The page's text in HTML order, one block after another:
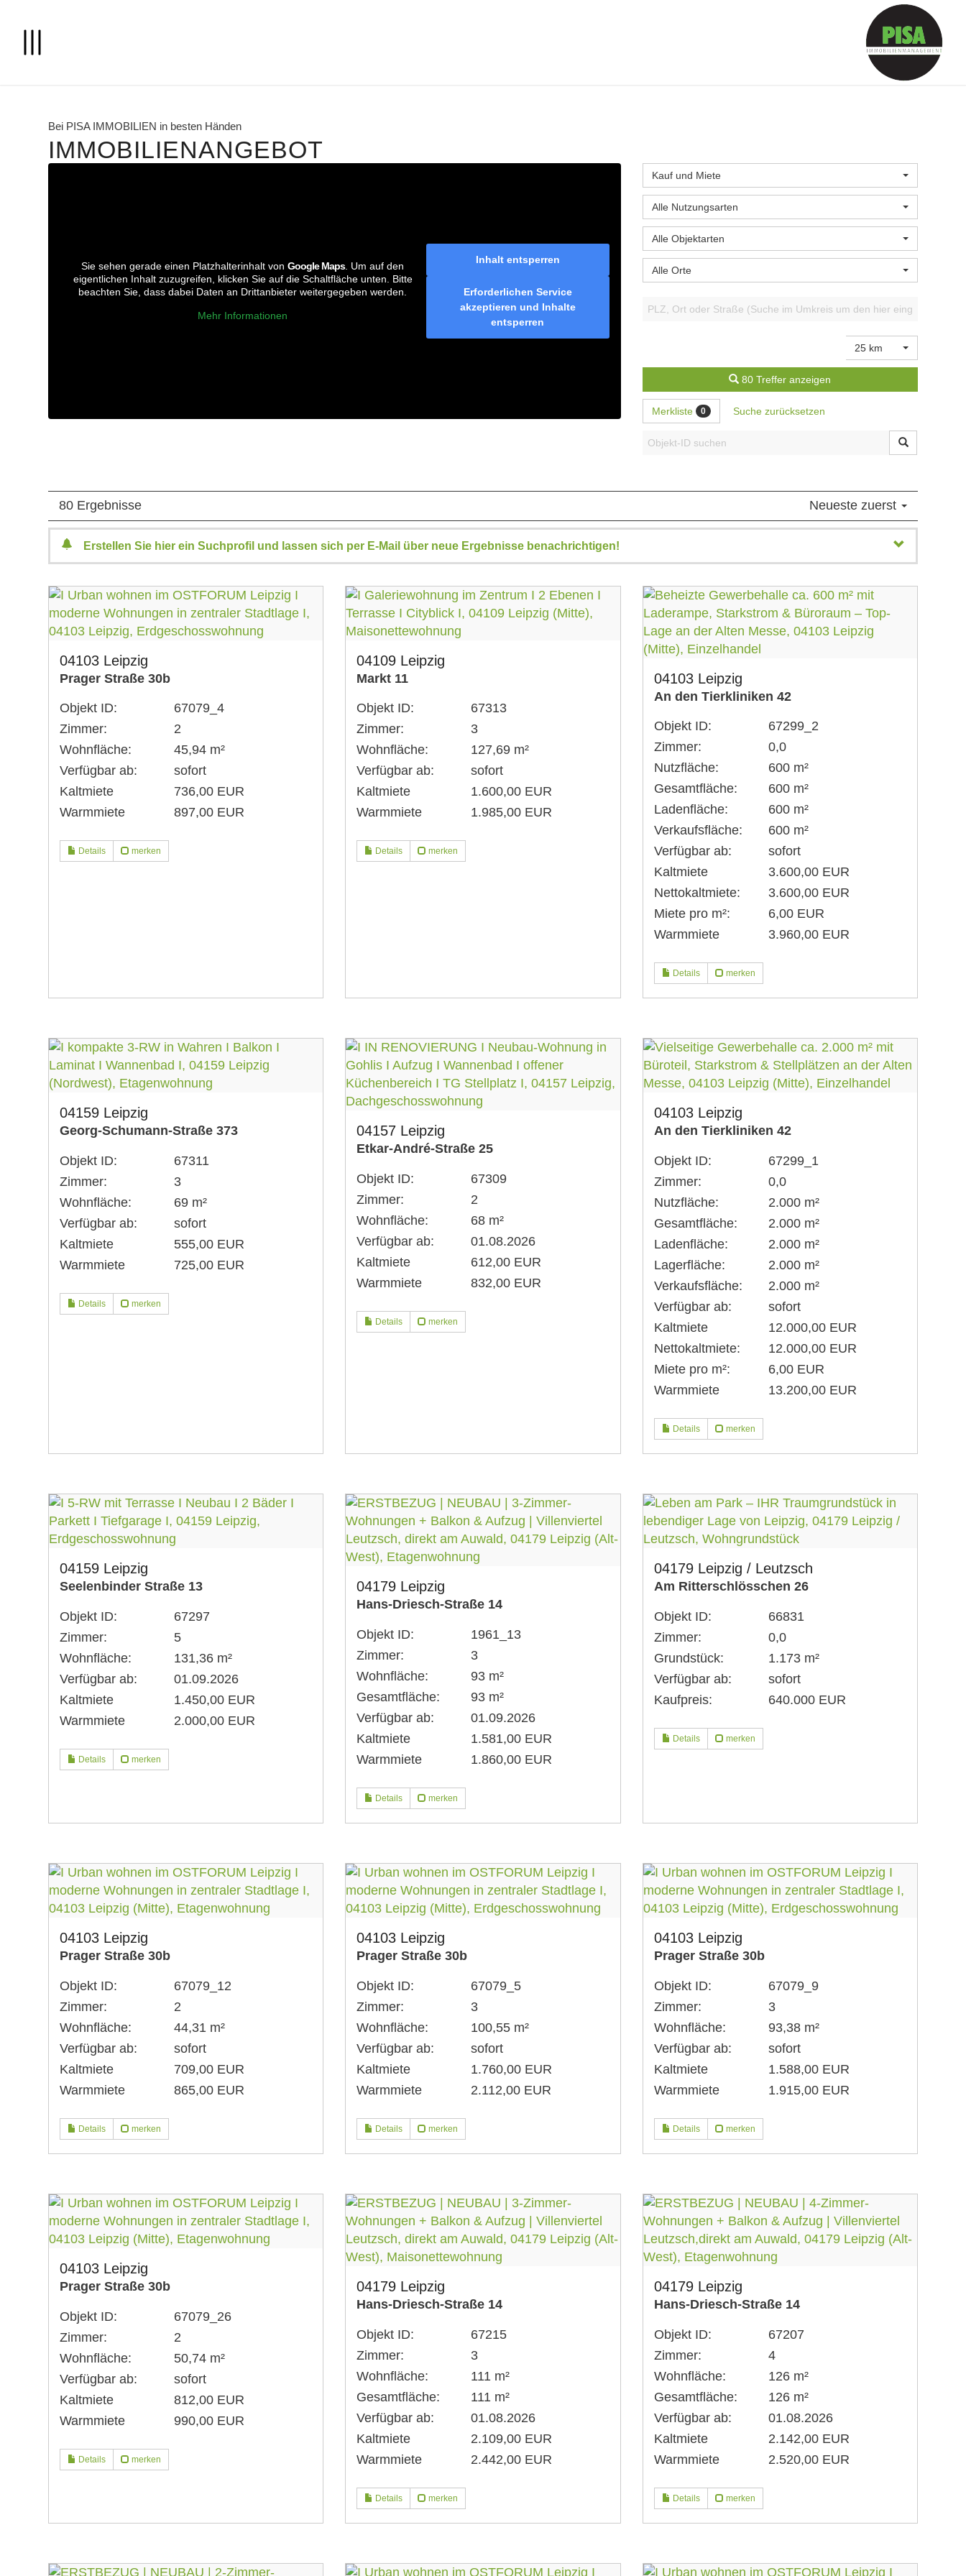
Bei PISA IMMOBILIEN in besten Händen
IMMOBILIEN­ANGEBOT
Sie sehen gerade einen Platzhalterinhalt vonGoogle Maps. Um auf den
eigentlichen Inhalt zuzugreifen, klicken Sie auf die Schaltfläche unten. Bitte
beachten Sie, dass dabei Daten an Drittanbieter weitergegeben werden.
Mehr Informationen
Inhalt entsperren
Erforderlichen Service
akzeptieren und Inhalte
entsperren
Kauf und Miete
Alle Nutzungsarten
Alle Objektarten
Alle Orte
25 km
80 Treffer anzeigen
Merkliste 0 Suche zurücksetzen
80 Ergebnisse Neueste zuerst
Erstellen Sie hier ein Suchprofil und lassen sich per E-Mail über neue Ergebnisse benachrichtigen!
04103 Leipzig
Prager Straße 30b
Objekt ID:
67079_4
Zimmer:
2
Wohnfläche:
45,94 m²
Verfügbar ab:
sofort
Kaltmiete
736,00 EUR
Warmmiete
897,00 EUR
Details merken
04109 Leipzig
Markt 11
Objekt ID:
67313
Zimmer:
3
Wohnfläche:
127,69 m²
Verfügbar ab:
sofort
Kaltmiete
1.600,00 EUR
Warmmiete
1.985,00 EUR
Details merken
04103 Leipzig
An den Tierkliniken 42
Objekt ID:
67299_2
Zimmer:
0,0
Nutzfläche:
600 m²
Gesamtfläche:
600 m²
Ladenfläche:
600 m²
Verkaufsfläche:
600 m²
Verfügbar ab:
sofort
Kaltmiete
3.600,00 EUR
Nettokaltmiete:
3.600,00 EUR
Miete pro m²:
6,00 EUR
Warmmiete
3.960,00 EUR
Details merken
04159 Leipzig
Georg-Schumann-Straße 373
Objekt ID:
67311
Zimmer:
3
Wohnfläche:
69 m²
Verfügbar ab:
sofort
Kaltmiete
555,00 EUR
Warmmiete
725,00 EUR
Details merken
04157 Leipzig
Etkar-André-Straße 25
Objekt ID:
67309
Zimmer:
2
Wohnfläche:
68 m²
Verfügbar ab:
01.08.2026
Kaltmiete
612,00 EUR
Warmmiete
832,00 EUR
Details merken
04103 Leipzig
An den Tierkliniken 42
Objekt ID:
67299_1
Zimmer:
0,0
Nutzfläche:
2.000 m²
Gesamtfläche:
2.000 m²
Ladenfläche:
2.000 m²
Lagerfläche:
2.000 m²
Verkaufsfläche:
2.000 m²
Verfügbar ab:
sofort
Kaltmiete
12.000,00 EUR
Nettokaltmiete:
12.000,00 EUR
Miete pro m²:
6,00 EUR
Warmmiete
13.200,00 EUR
Details merken
04159 Leipzig
Seelenbinder Straße 13
Objekt ID:
67297
Zimmer:
5
Wohnfläche:
131,36 m²
Verfügbar ab:
01.09.2026
Kaltmiete
1.450,00 EUR
Warmmiete
2.000,00 EUR
Details merken
04179 Leipzig
Hans-Driesch-Straße 14
Objekt ID:
1961_13
Zimmer:
3
Wohnfläche:
93 m²
Gesamtfläche:
93 m²
Verfügbar ab:
01.09.2026
Kaltmiete
1.581,00 EUR
Warmmiete
1.860,00 EUR
Details merken
04179 Leipzig / Leutzsch
Am Ritterschlösschen 26
Objekt ID:
66831
Zimmer:
0,0
Grundstück:
1.173 m²
Verfügbar ab:
sofort
Kaufpreis:
640.000 EUR
Details merken
04103 Leipzig
Prager Straße 30b
Objekt ID:
67079_12
Zimmer:
2
Wohnfläche:
44,31 m²
Verfügbar ab:
sofort
Kaltmiete
709,00 EUR
Warmmiete
865,00 EUR
Details merken
04103 Leipzig
Prager Straße 30b
Objekt ID:
67079_5
Zimmer:
3
Wohnfläche:
100,55 m²
Verfügbar ab:
sofort
Kaltmiete
1.760,00 EUR
Warmmiete
2.112,00 EUR
Details merken
04103 Leipzig
Prager Straße 30b
Objekt ID:
67079_9
Zimmer:
3
Wohnfläche:
93,38 m²
Verfügbar ab:
sofort
Kaltmiete
1.588,00 EUR
Warmmiete
1.915,00 EUR
Details merken
04103 Leipzig
Prager Straße 30b
Objekt ID:
67079_26
Zimmer:
2
Wohnfläche:
50,74 m²
Verfügbar ab:
sofort
Kaltmiete
812,00 EUR
Warmmiete
990,00 EUR
Details merken
04179 Leipzig
Hans-Driesch-Straße 14
Objekt ID:
67215
Zimmer:
3
Wohnfläche:
111 m²
Gesamtfläche:
111 m²
Verfügbar ab:
01.08.2026
Kaltmiete
2.109,00 EUR
Warmmiete
2.442,00 EUR
Details merken
04179 Leipzig
Hans-Driesch-Straße 14
Objekt ID:
67207
Zimmer:
4
Wohnfläche:
126 m²
Gesamtfläche:
126 m²
Verfügbar ab:
01.08.2026
Kaltmiete
2.142,00 EUR
Warmmiete
2.520,00 EUR
Details merken